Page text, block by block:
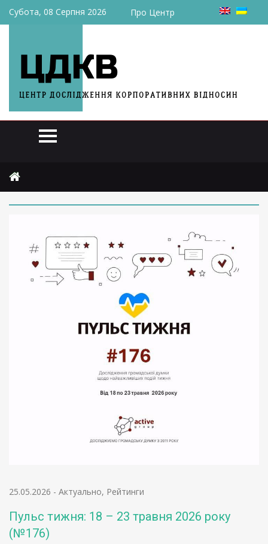
Субота, 08 Серпня 2026 Про Центр
25.05.2026 - Актуально, Рейтинги
Пульс тижня: 18 – 23 травня 2026 року
(№176)